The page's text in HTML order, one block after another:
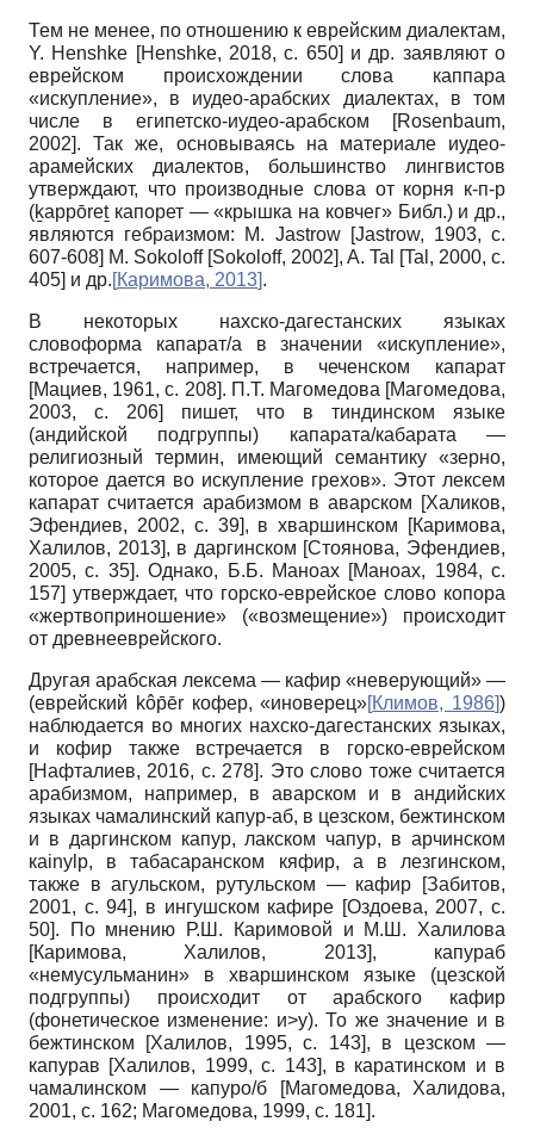
Тем не менее, по отношению к еврейским диалектам,
Y. Henshke [Henshke, 2018, с. 650] и др. заявляют о
еврейском происхождении слова каппара
«искупление», в иудео-арабских диалектах, в том
числе в египетско-иудео-арабском [Rosenbaum,
2002]. Так же, основываясь на материале иудео-
арамейских диалектов, большинство лингвистов
утверждают, что производные слова от корня к-п-р
(ḵappōreṯ капорет — «крышка на ковчег» Библ.) и др.,
являются гебраизмом: M. Jastrow [Jastrow, 1903, с.
607-608] M. Sokoloff [Sokoloff, 2002], A. Tal [Tal, 2000, с.
405] и др.[Каримова, 2013].
В некоторых нахско-дагестанских языках
словоформа капарат/а в значении «искупление»,
встречается, например, в чеченском капарат
[Мациев, 1961, с. 208]. П.Т. Магомедова [Магомедова,
2003, с. 206] пишет, что в тиндинском языке
(андийской подгруппы) капарата/кабарата —
религиозный термин, имеющий семантику «зерно,
которое дается во искупление грехов». Этот лексем
капарат считается арабизмом в аварском [Халиков,
Эфендиев, 2002, с. 39], в хваршинском [Каримова,
Халилов, 2013], в даргинском [Стоянова, Эфендиев,
2005, с. 35]. Однако, Б.Б. Маноах [Маноах, 1984, с.
157] утверждает, что горско-еврейское слово копора
«жертвоприношение» («возмещение») происходит
от древнееврейского.
Другая арабская лексема — кафир «неверующий» —
(еврейский kôp̄ēr кофер, «иноверец»[Климов, 1986])
наблюдается во многих нахско-дагестанских языках,
и кофир также встречается в горско-еврейском
[Нафталиев, 2016, с. 278]. Это слово тоже считается
арабизмом, например, в аварском и в андийских
языках чамалинский капур-аб, в цезском, бежтинском
и в даргинском капур, лакском чапур, в арчинском
кainylp, в табасаранском кяфир, а в лезгинском,
также в агульском, рутульском — кафир [Забитов,
2001, с. 94], в ингушском кафире [Оздоева, 2007, с.
50]. По мнению Р.Ш. Каримовой и М.Ш. Халилова
[Каримова, Халилов, 2013], капураб
«немусульманин» в хваршинском языке (цезской
подгруппы) происходит от арабского кафир
(фонетическое изменение: и>у). То же значение и в
бежтинском [Халилов, 1995, с. 143], в цезском —
капурав [Халилов, 1999, с. 143], в каратинском и в
чамалинском — капуро/б [Магомедова, Халидова,
2001, с. 162; Магомедова, 1999, с. 181].